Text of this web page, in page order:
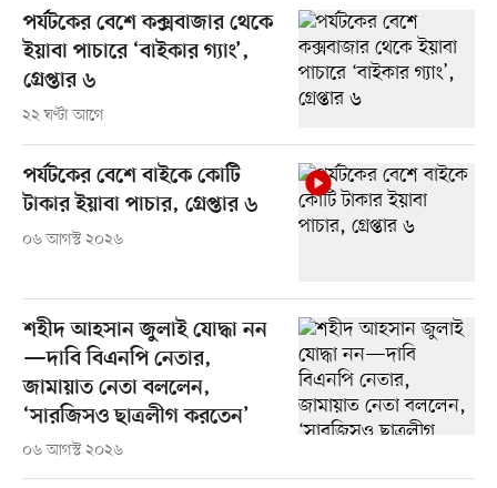
পর্যটকের বেশে কক্সবাজার থেকে
ইয়াবা পাচারে ‘বাইকার গ্যাং’,
গ্রেপ্তার ৬
২২ ঘণ্টা আগে
পর্যটকের বেশে বাইকে কোটি
টাকার ইয়াবা পাচার, গ্রেপ্তার ৬
০৬ আগস্ট ২০২৬
শহীদ আহসান জুলাই যোদ্ধা নন
—দাবি বিএনপি নেতার,
জামায়াত নেতা বললেন,
‘সারজিসও ছাত্রলীগ করতেন’
০৬ আগস্ট ২০২৬